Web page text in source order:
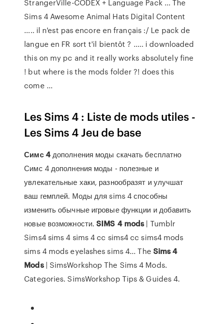
StrangerVille-CODEX + Language Pack ... The
Sims 4 Awesome Animal Hats Digital Content
..... il n'est pas encore en français :/ Le pack de
langue en FR sort t'il bientôt ? ..... i downloaded
this on my pc and it really works absolutely fine
! but where is the mods folder ?! does this
come ...
Les Sims 4 : Liste de mods utiles -
Les Sims 4 Jeu de base
Симс 4дополнения моды скачать бесплатно
Симс 4 дополнения моды - полезные и
увлекательные хаки, разнообразят и улучшат
ваш гемплей. Моды для sims 4 способны
изменить обычные игровые функции и добавить
новые возможности.SIMS 4 mods| Tumblr
Sims4 sims 4 sims 4 cc sims4 cc sims4 mods
sims 4 mods eyelashes sims 4... The Sims4
Mods| SimsWorkshop The Sims 4 Mods.
Categories. SimsWorkshop Tips & Guides 4.